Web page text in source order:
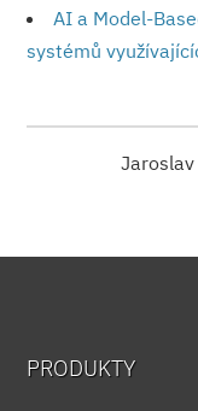
AI a Model-
systémů
PRODUKTY